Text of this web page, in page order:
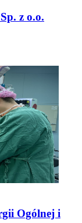
z o.o.
Ogólnej i